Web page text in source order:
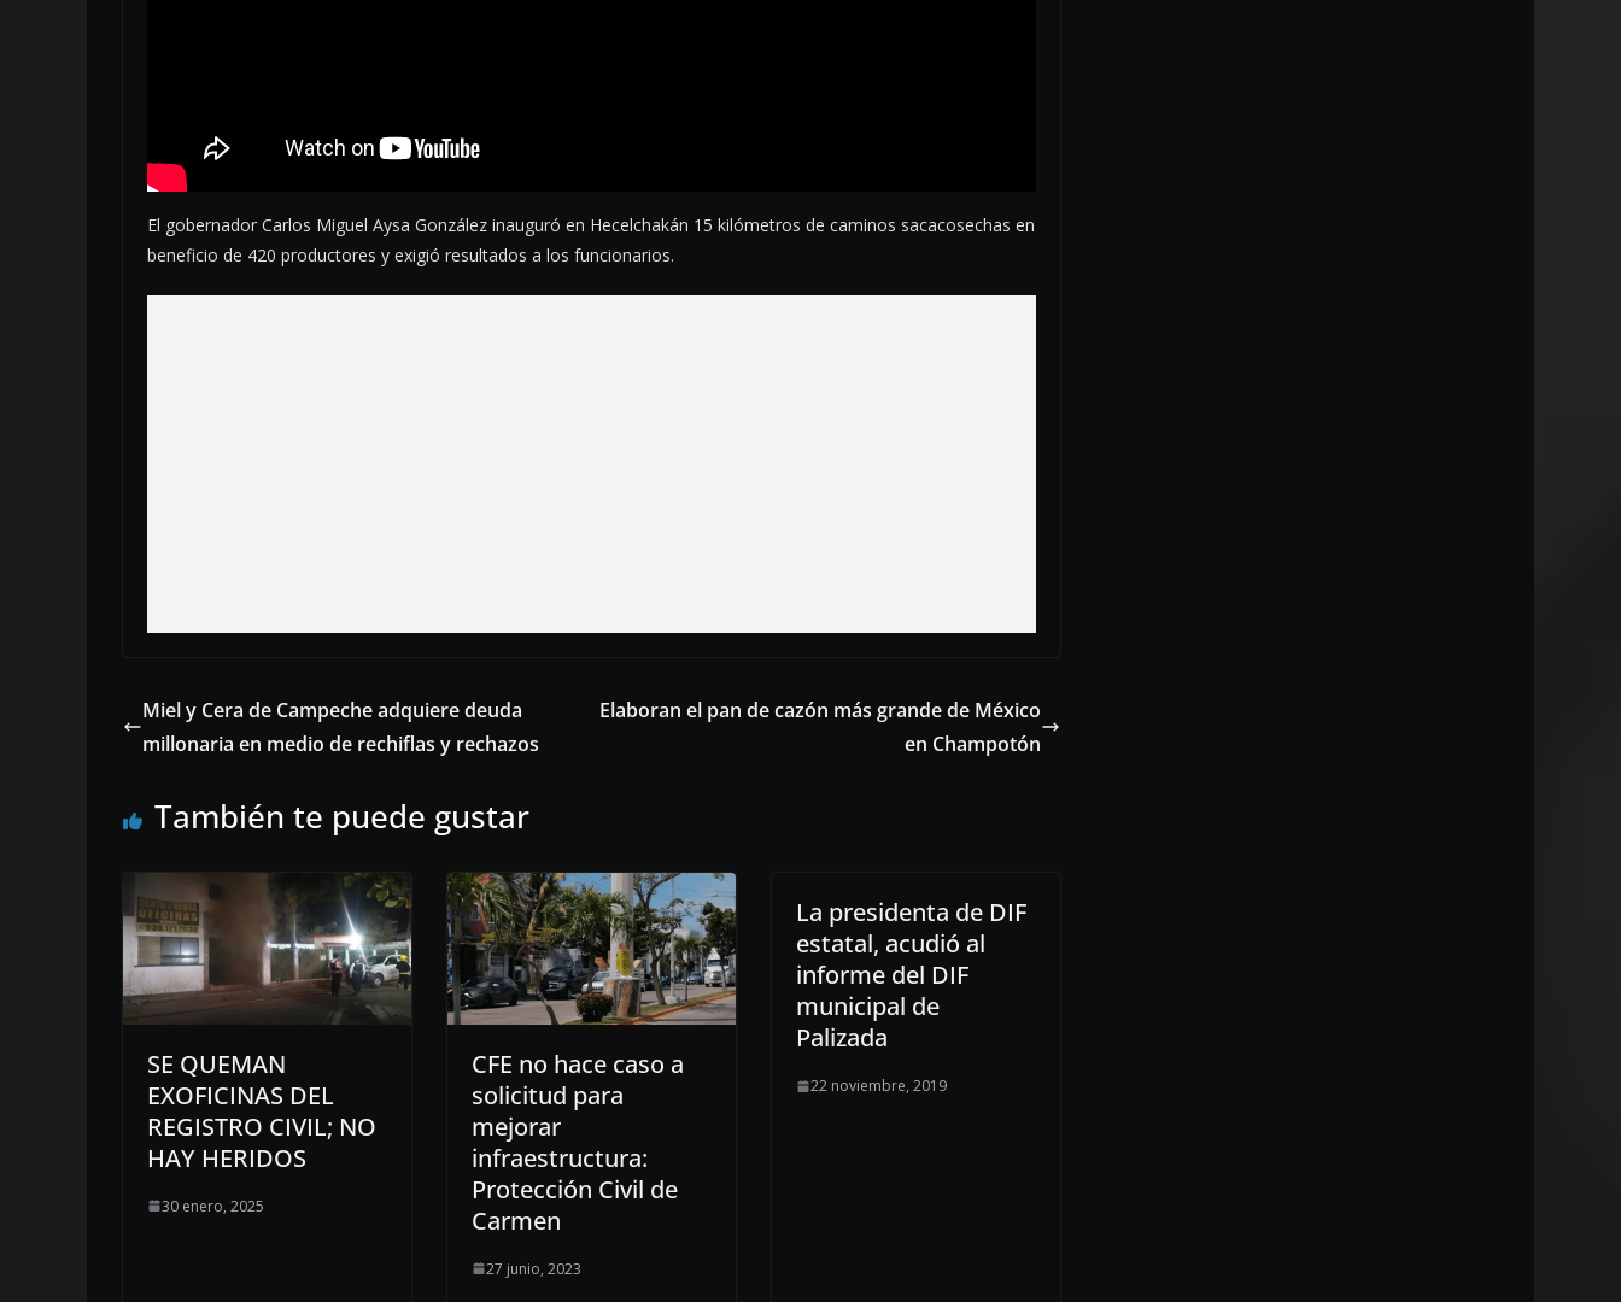
El gobernador Carlos Miguel Aysa González inauguró en Hecelchakán 15 kilómetros de caminos sacacosechas en
beneficio de 420 productores y exigió resultados a los funcionarios.
Miel y Cera de Campeche adquiere deuda
millonaria en medio de rechiflas y rechazos
Elaboran el pan de cazón más grande de México
en Champotón
También te puede gustar
SE QUEMAN
EXOFICINAS DEL
REGISTRO CIVIL; NO
HAY HERIDOS
30 enero, 2025
CFE no hace caso a
solicitud para
mejorar
infraestructura:
Protección Civil de
Carmen
27 junio, 2023
La presidenta de DIF
estatal, acudió al
informe del DIF
municipal de
Palizada
22 noviembre, 2019